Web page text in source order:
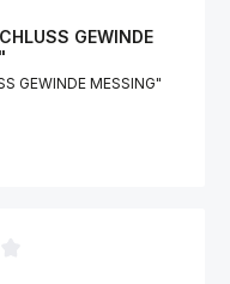
GEWINDE
GEWINDE MESSING"